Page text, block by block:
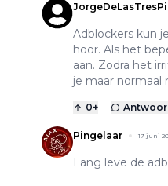
Adblockers kun
hoor. Als het
aan. Zodra het
je maar normaal
0+
Pingelaar 17 juni
Lang leve de